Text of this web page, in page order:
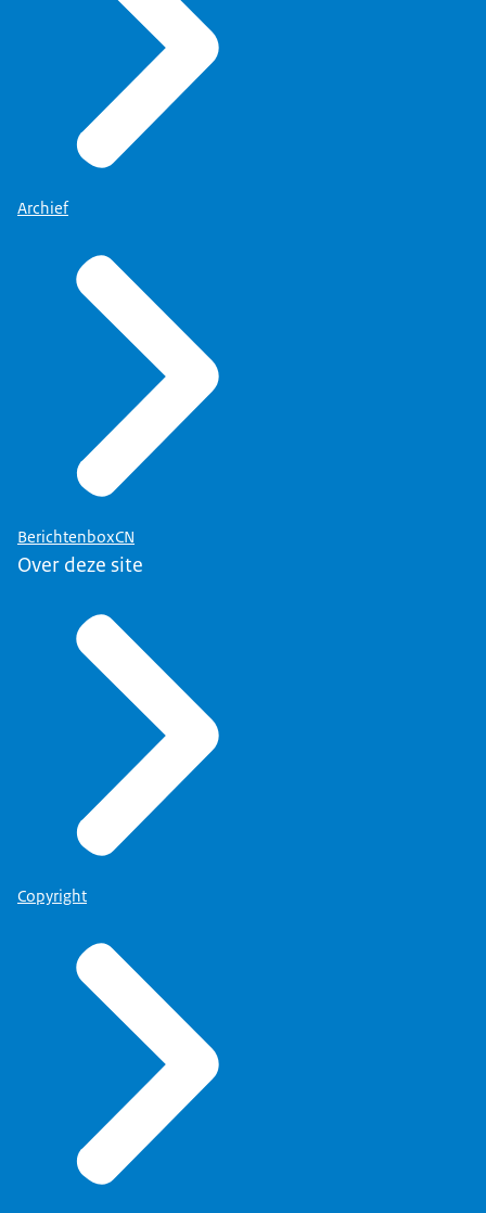
Archief
BerichtenboxCN
Over deze site
Copyright